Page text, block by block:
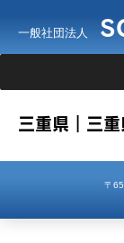
一般社団法人
三重県｜三重
〒